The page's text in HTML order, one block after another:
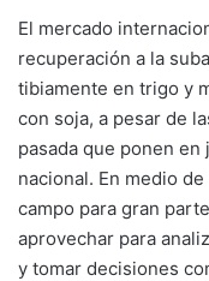
El mercado
recuperación a la
tibiamente en trigo y
con soja, a pesar de
pasada que ponen
nacional. En medio
campo para gran
aprovechar para
y tomar decisiones